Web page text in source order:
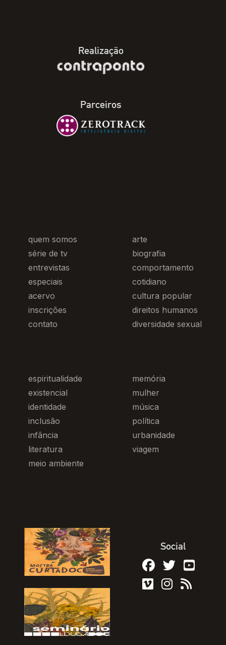
Realização
Parceiros
quem somos
série de tv
entrevistas
especiais
acervo
inscrições
contato
arte
biografia
comportamento
cotidiano
cultura popular
direitos humanos
diversidade sexual
espiritualidade
existencial
identidade
inclusão
infância
literatura
meio ambiente
memória
mulher
música
política
urbanidade
viagem
Social